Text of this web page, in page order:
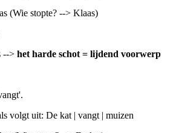
(Wie stopte? --> Klaas)
--> het harde schot = lijdend voorwerp
volgt uit: De kat | vangt | muizen